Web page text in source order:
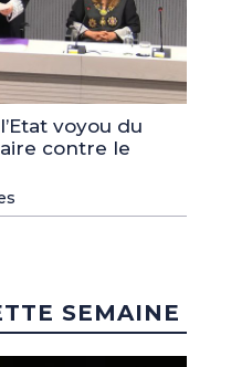
voyou du
contre le
SEMAINE